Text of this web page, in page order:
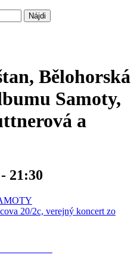
Bělohorská
Samoty,
a
- 21:30
20/2c, verejný koncert zo